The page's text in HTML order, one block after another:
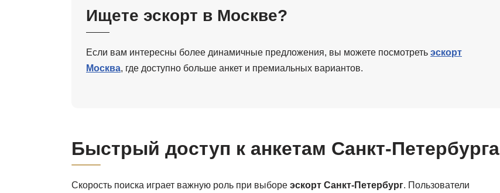
Ищете эскорт в Москве?
Если вам интересны более динамичные предложения, вы можете посмотреть эскорт
Москва, где доступно больше анкет и премиальных вариантов.
Быстрый доступ к анкетам Санкт-Петербурга
Скорость поиска играет важную роль при выборе эскорт Санкт-Петербург. Пользователи